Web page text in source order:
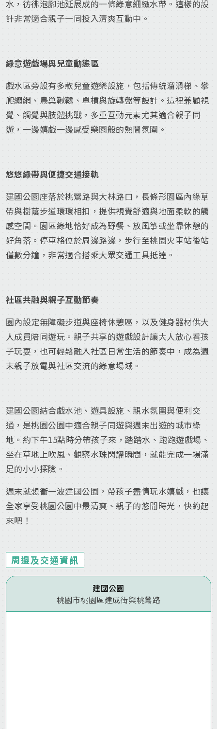
水，彷彿泡腳池延展成的一條綠意細緻水帶。這樣的設
計非常適合親子一同投入清爽互動中。
綠意遊戲場與兒童動態區
戲水區旁設有多款兒童遊樂設施，包括傳統溜滑梯、攀
爬繩網、鳥巢鞦韆、單槓與旋轉盤等設計。這裡兼顧視
覺、觸覺與肢體挑戰，多重互動元素尤其適合親子同
遊，一邊嬉戲一邊感受樂園般的熱鬧氛圍。
悠悠綠帶與便捷交通接軌
建國公園座落於桃鶯路與大林路口，長條形園區內綠草
帶與樹蔭步道環環相扣，提供視覺舒適與地面柔軟的觸
感空間。園區綠地恰好成為野餐、放風箏或坐靠休憩的
好角落。停車格位於周邊路邊，步行至桃園火車站後站
僅數分鐘，非常適合搭乘大眾交通工具抵達。
社區共融與親子互動節奏
園內設定無障礙步道與座椅休憩區，以及健身器材供大
人成員陪同遊玩。親子共享的遊戲設計讓大人放心看孩
子玩耍，也可輕鬆融入社區日常生活的節奏中，成為週
末親子放電與社區交流的綠意場域。
建國公園結合戲水池、遊具設施、親水氛圍與便利交
通，是桃園公園中適合親子同遊與週末出遊的城市綠
地。約下午15點時分帶孩子來，踏踏水、跑跑遊戲場、
坐在草地上吹風、觀察水珠閃耀瞬間，就能完成一場滿
足的小小探險。
週末就想衝一波建國公園，帶孩子盡情玩水嬉戲，也讓
全家享受桃園公園中最清爽、親子的悠閒時光，快約起
來吧！
周邊及交通資訊
建國公園
桃園市桃園區建成街與桃鶯路